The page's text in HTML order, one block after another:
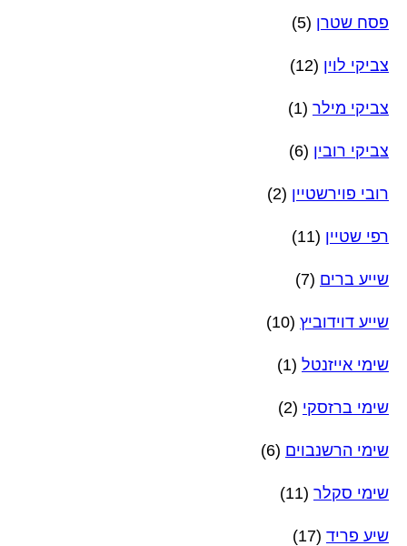
פסח שטרן (5)
צביקי לוין (12)
צביקי מילר (1)
צביקי רובין (6)
רובי פוירשטיין (2)
רפי שטיין (11)
שייע ברים (7)
שייע דוידוביץ (10)
שימי אייזנטל (1)
שימי ברזסקי (2)
שימי הרשנבוים (6)
שימי סקלר (11)
שיע פריד (17)